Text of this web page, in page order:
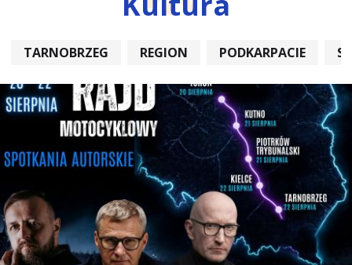
TARNOBRZEG REGION PODKARPACIE